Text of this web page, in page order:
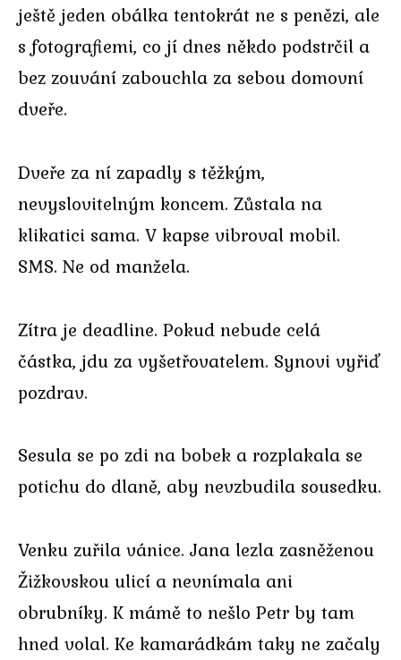
ještě jeden obálka tentokrát ne s penězi, ale
s fotografiemi, co jí dnes někdo podstrčil a
bez zouvání zabouchla za sebou domovní
dveře.
Dveře za ní zapadly s těžkým,
nevyslovitelným koncem. Zůstala na
klikatici sama. V kapse vibroval mobil.
SMS. Ne od manžela.
Zítra je deadline. Pokud nebude celá
částka, jdu za vyšetřovatelem. Synovi vyřiď
pozdrav.
Sesula se po zdi na bobek a rozplakala se
potichu do dlaně, aby nevzbudila sousedku.
Venku zuřila vánice. Jana lezla zasněženou
Žižkovskou ulicí a nevnímala ani
obrubníky. K mámě to nešlo Petr by tam
hned volal. Ke kamarádkám taky ne začaly